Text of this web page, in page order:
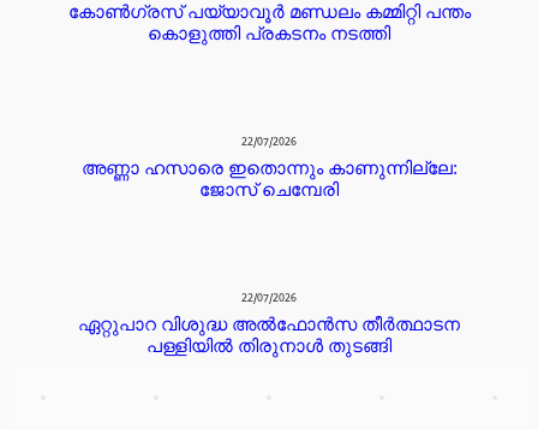
കോൺഗ്രസ് പയ്യാവൂർ മണ്ഡലം കമ്മിറ്റി പന്തം
കൊളുത്തി പ്രകടനം നടത്തി
22/07/2026
അണ്ണാ ഹസാരെ ഇതൊന്നും കാണുന്നില്ലേ:
ജോസ് ചെമ്പേരി
22/07/2026
ഏറ്റുപാറ വിശുദ്ധ അൽഫോൻസ തീർത്ഥാടന
പള്ളിയിൽ തിരുനാൾ തുടങ്ങി